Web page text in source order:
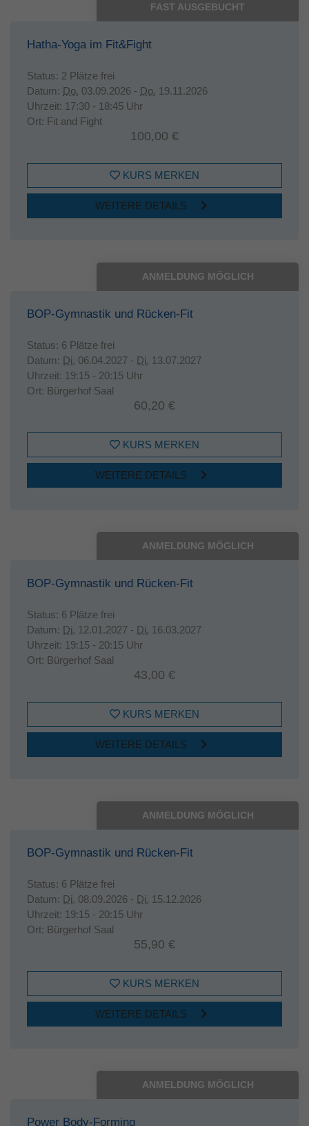
FAST AUSGEBUCHT
Hatha-Yoga im Fit&Fight
Status: 2 Plätze frei
Datum: Do. 03.09.2026 - Do. 19.11.2026
Uhrzeit: 17:30 - 18:45 Uhr
Ort: Fit and Fight
100,00 €
KURS MERKEN
WEITERE DETAILS
ANMELDUNG MÖGLICH
BOP-Gymnastik und Rücken-Fit
Status: 6 Plätze frei
Datum: Di. 06.04.2027 - Di. 13.07.2027
Uhrzeit: 19:15 - 20:15 Uhr
Ort: Bürgerhof Saal
60,20 €
KURS MERKEN
WEITERE DETAILS
ANMELDUNG MÖGLICH
BOP-Gymnastik und Rücken-Fit
Status: 6 Plätze frei
Datum: Di. 12.01.2027 - Di. 16.03.2027
Uhrzeit: 19:15 - 20:15 Uhr
Ort: Bürgerhof Saal
43,00 €
KURS MERKEN
WEITERE DETAILS
ANMELDUNG MÖGLICH
BOP-Gymnastik und Rücken-Fit
Status: 6 Plätze frei
Datum: Di. 08.09.2026 - Di. 15.12.2026
Uhrzeit: 19:15 - 20:15 Uhr
Ort: Bürgerhof Saal
55,90 €
KURS MERKEN
WEITERE DETAILS
ANMELDUNG MÖGLICH
Power Body-Forming